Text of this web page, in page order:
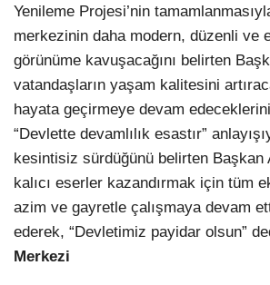
Yenileme Projesi’nin
merkezinin daha modern, düzenli ve
görünüme kavuşacağını belirten
vatandaşların yaşam kalitesini
hayata geçirmeye devam
“Devlette devamlılık esastır”
kesintisiz sürdüğünü belirten Başkan
kalıcı eserler kazandırmak için tüm
azim ve gayretle çalışmaya devam
ederek, “Devletimiz payidar olsun”
Merkezi